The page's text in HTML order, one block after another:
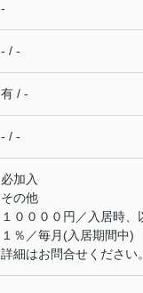
-
- / -
有 / -
- / -
必加入
その他
１００００円／入居時
１％／毎月(入居期間中)
詳細はお問合せください。